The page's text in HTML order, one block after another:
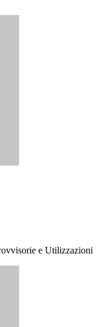
e Utilizzazioni